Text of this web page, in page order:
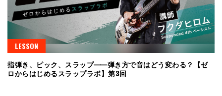
LESSON
指弾き、ピック、スラップ⸺弾き方で音はどう変わる？【ゼ
ロからはじめるスラップラボ】第3回